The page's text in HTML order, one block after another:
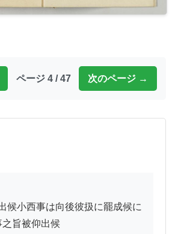
ページ 4 / 47 次のページ →
旨被仰出候